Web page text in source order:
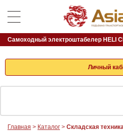
Личный
Главная > Каталог > Складская
Самоходный электроштабелер HELI